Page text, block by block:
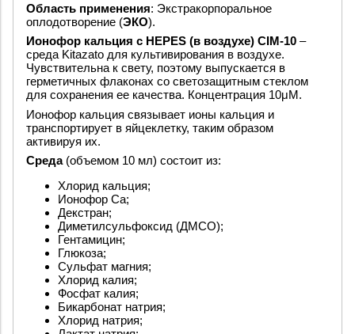
Область применения: Экстракорпоральное
оплодотворение (ЭКО).
Ионофор кальция с HEPES (в воздухе) CIM-10 –
среда Kitazato для культивирования в воздухе.
Чувствительна к свету, поэтому выпускается в
герметичных флаконах со светозащитным стеклом
для сохранения ее качества. Концентрация 10μM.
Ионофор кальция связывает ионы кальция и
транспортирует в яйцеклетку, таким образом
активируя их.
Среда (объемом 10 мл) состоит из:
Хлорид кальция;
Ионофор Ca;
Декстран;
Диметилсульфоксид (ДМСО);
Гентамицин;
Глюкоза;
Сульфат магния;
Хлорид калия;
Фосфат калия;
Бикарбонат натрия;
Хлорид натрия;